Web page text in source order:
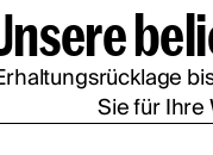
Sie für Ihre